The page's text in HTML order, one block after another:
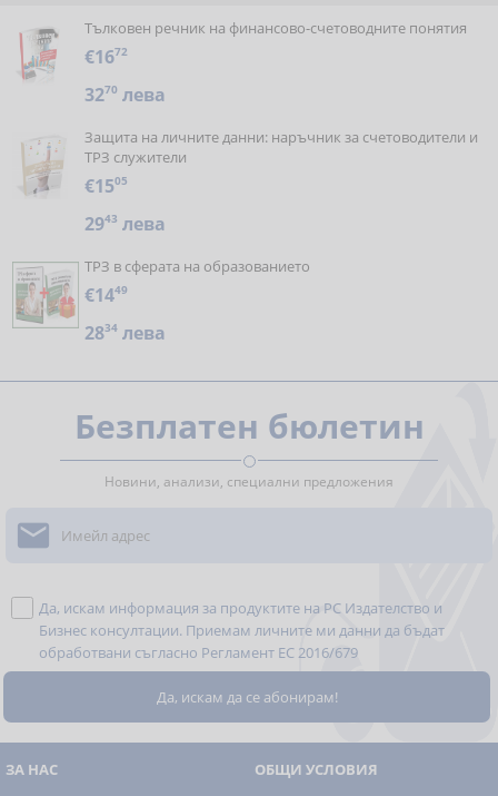
Тълковен речник на финансово-счетоводните понятия
€1672
3270 лева
Защита на личните данни: наръчник за счетоводители и
ТРЗ служители
€1505
2943 лева
ТРЗ в сферата на образованието
€1449
2834 лева
Безплатен бюлетин
Новини, анализи, специални предложения

Да, искам информация за продуктите на РС Издателство и
Бизнес консултации. Приемам личните ми данни да бъдат
обработвани съгласно Регламент ЕС 2016/679
ЗА НАС
ОБЩИ УСЛОВИЯ